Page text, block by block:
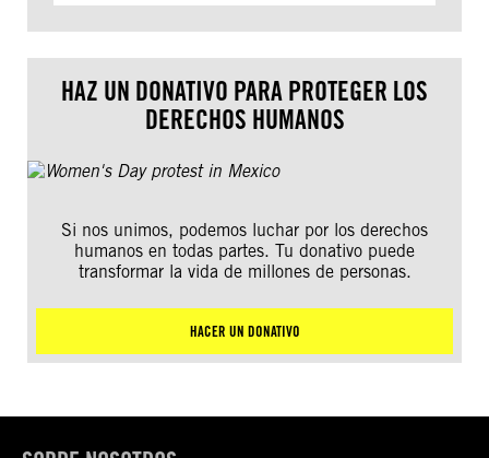
HAZ UN DONATIVO PARA PROTEGER LOS
DERECHOS HUMANOS
Si nos unimos, podemos luchar por los derechos
humanos en todas partes. Tu donativo puede
transformar la vida de millones de personas.
HACER UN DONATIVO